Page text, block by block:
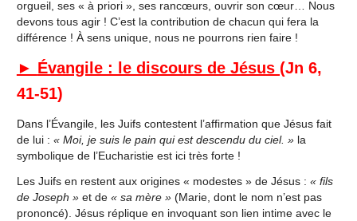
orgueil, ses « à priori », ses rancœurs, ouvrir son cœur… Nous
devons tous agir ! C’est la contribution de chacun qui fera la
différence ! À sens unique, nous ne pourrons rien faire !
► Évangile : le discours de Jésus (Jn 6,
41-51)
Dans l’Évangile, les Juifs contestent l’affirmation que Jésus fait
de lui : « Moi, je suis le pain qui est descendu du ciel. »la
symbolique de l’Eucharistie est ici très forte !
Les Juifs en restent aux origines « modestes » de Jésus : « fils
de Joseph »et de « sa mère »(Marie, dont le nom n’est pas
prononcé). Jésus réplique en invoquant son lien intime avec le